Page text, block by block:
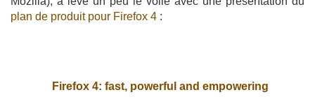
plan de produit pour Firefox 4 :
Firefox 4: fast, powerful and empowering